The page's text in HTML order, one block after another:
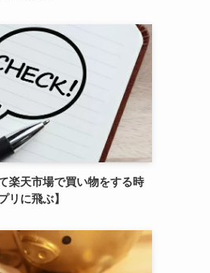
楽天市場で買い物をする時
リに飛ぶ】